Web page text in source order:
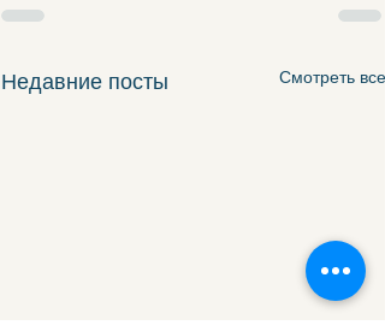
Недавние посты Смотреть все